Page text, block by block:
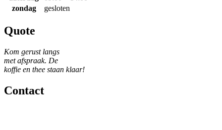
zondag
gesloten
Quote
Kom gerust langs
met afspraak. De
koffie en thee staan klaar!
Contact